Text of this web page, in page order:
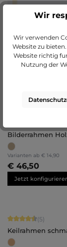
Bilderrahmen
Varianten ab € 14,90
€ 46,50
Jetzt
Durchschnittliche
(5)
Keilrahmen
Wir
Wir verwenden
Website zu
Website richtig
Nutzung der